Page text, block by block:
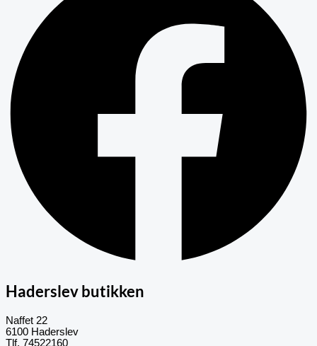
Haderslev butikken
Naffet 22
6100 Haderslev
Tlf. 74522160